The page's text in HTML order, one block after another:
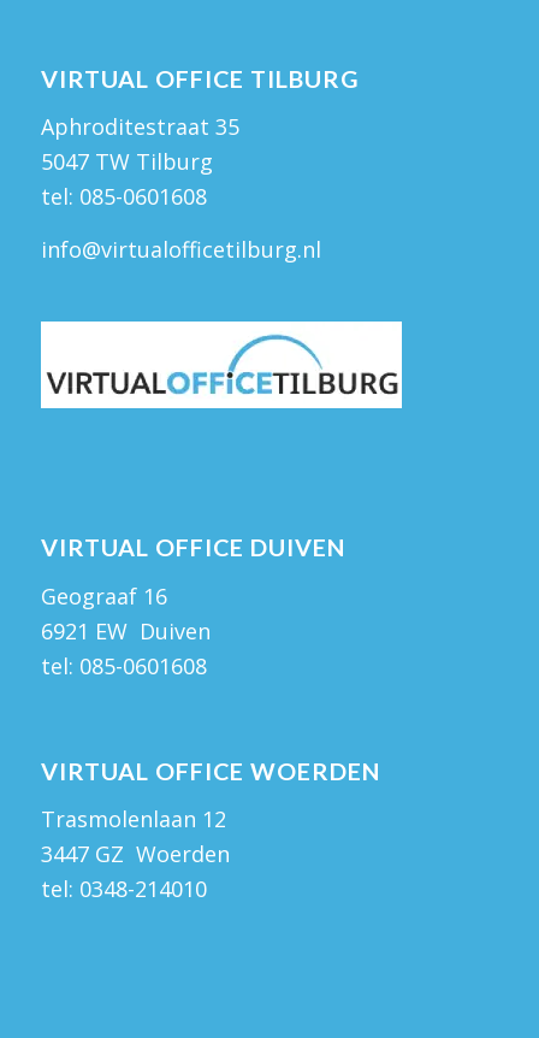
VIRTUAL OFFICE TILBURG
Aphroditestraat 35
5047 TW Tilburg
tel: 085-0601608
info@virtualofficetilburg.nl
VIRTUAL OFFICE DUIVEN
Geograaf 16
6921 EW Duiven
tel: 085-0601608
VIRTUAL OFFICE WOERDEN
Trasmolenlaan 12
3447 GZ Woerden
tel: 0348-214010